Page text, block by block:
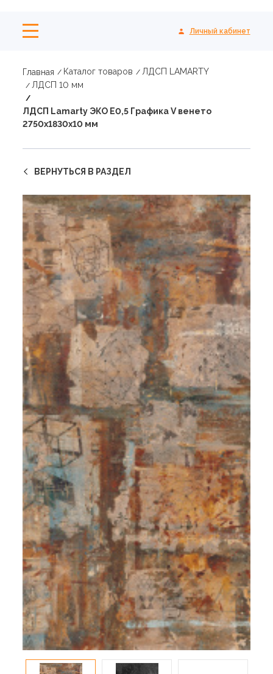
Личный кабинет
Главная Каталог товаров
ЛДСП LAMARTY
ЛДСП 10 мм
ЛДСП Lamarty ЭКО E0,5 Графика V венето
2750х1830х10 мм
ВЕРНУТЬСЯ В РАЗДЕЛ